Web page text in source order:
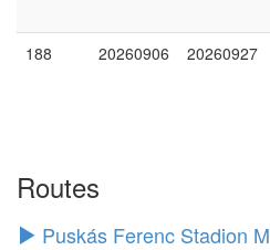
188 20260906 20260927
Routes
Puskás Ferenc Stadion M